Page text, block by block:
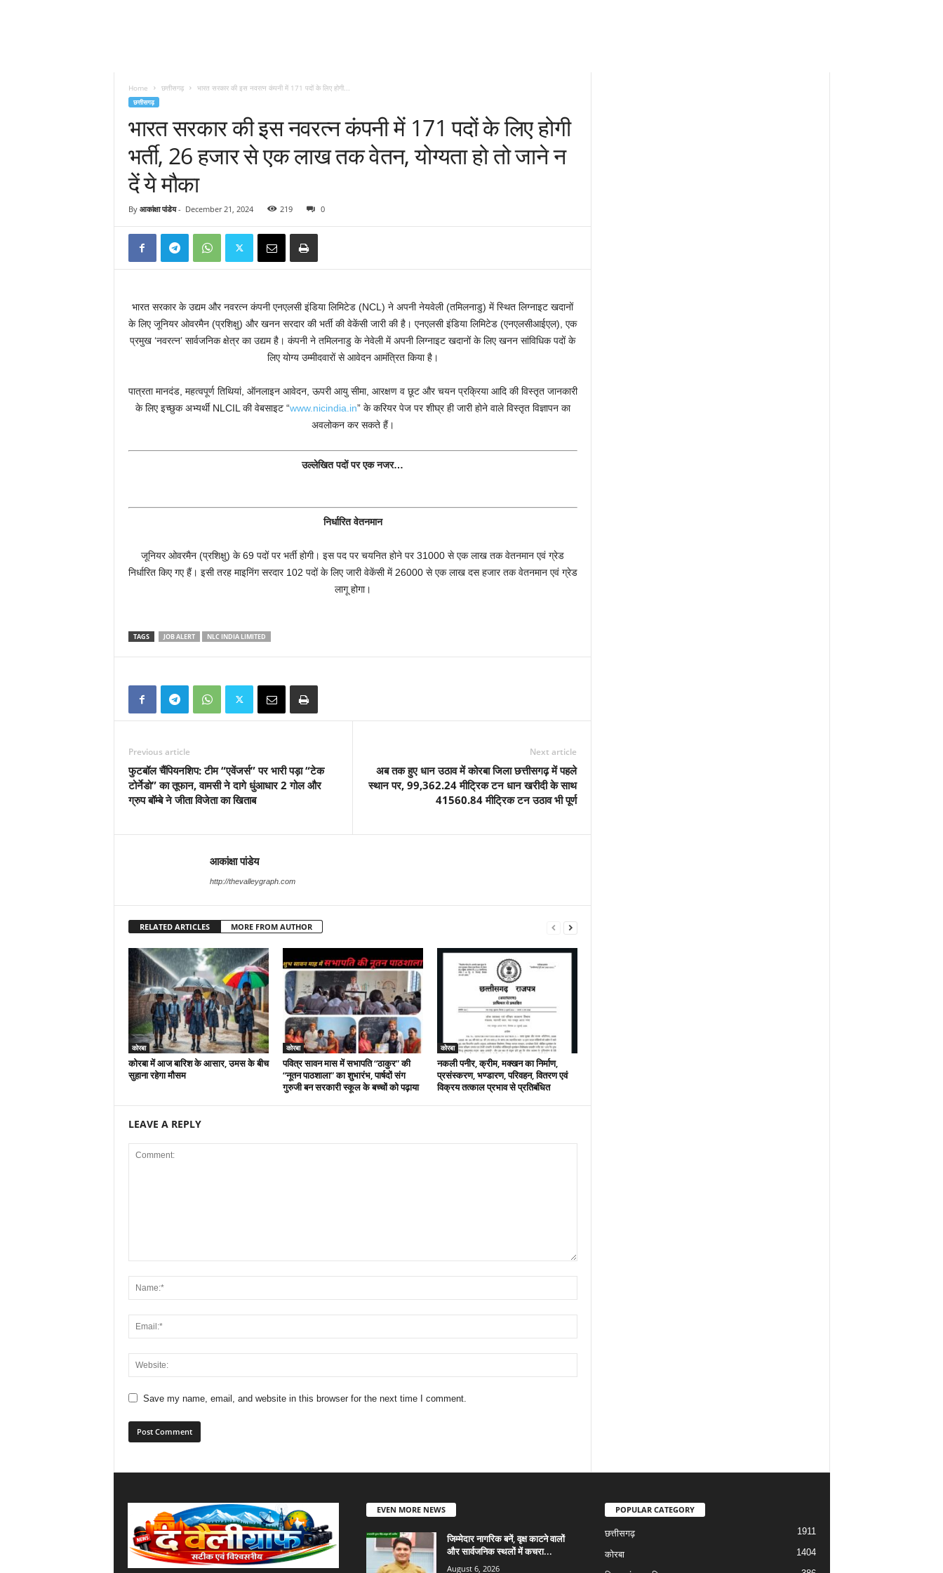
Home छत्तीसगढ़ भारत सरकार की इस नवरत्न कंपनी में 171 पदों के लिए होगी...
छत्तीसगढ़
भारत सरकार की इस नवरत्न कंपनी में 171 पदों के लिए होगी
भर्ती, 26 हजार से एक लाख तक वेतन, योग्यता हो तो जाने न
दें ये मौका
By आकांक्षा पांडेय- December 21, 2024 219 0
भारत सरकार के उद्यम और नवरत्न कंपनी एनएलसी इंडिया लिमिटेड (NCL) ने अपनी नेयवेली (तमिलनाडु) में स्थित लिग्नाइट खदानों
के लिए जूनियर ओवरमैन (प्रशिक्षु) और खनन सरदार की भर्ती की वेकेंसी जारी की है। एनएलसी इंडिया लिमिटेड (एनएलसीआईएल), एक
प्रमुख ‘नवरत्न’ सार्वजनिक क्षेत्र का उद्यम है। कंपनी ने तमिलनाडु के नेवेली में अपनी लिग्नाइट खदानों के लिए खनन सांविधिक पदों के
लिए योग्य उम्मीदवारों से आवेदन आमंत्रित किया है।
पात्रता मानदंड, महत्वपूर्ण तिथियां, ऑनलाइन आवेदन, ऊपरी आयु सीमा, आरक्षण व छूट और चयन प्रक्रिया आदि की विस्तृत जानकारी
के लिए इच्छुक अभ्यर्थी NLCIL की वेबसाइट “www.nicindia.in” के करियर पेज पर शीघ्र ही जारी होने वाले विस्तृत विज्ञापन का
अवलोकन कर सकते हैं।
उल्लेखित पदों पर एक नजर…
निर्धारित वेतनमान
जूनियर ओवरमैन (प्रशिक्षु) के 69 पदों पर भर्ती होगी। इस पद पर चयनित होने पर 31000 से एक लाख तक वेतनमान एवं ग्रेड
निर्धारित किए गए हैं। इसी तरह माइनिंग सरदार 102 पदों के लिए जारी वेकेंसी में 26000 से एक लाख दस हजार तक वेतनमान एवं ग्रेड
लागू होगा।
TAGS JOB ALERT NLC INDIA LIMITED
Previous article
फुटबॉल चैंपियनशिप: टीम “एवेंजर्स” पर भारी पड़ा “टेक
टोर्नेडो” का तूफान, वामसी ने दागे धुंआधार 2 गोल और
ग्रुप बॉम्बे ने जीता विजेता का खिताब
Next article
अब तक हुए धान उठाव में कोरबा जिला छत्तीसगढ़ में पहले
स्थान पर, 99,362.24 मीट्रिक टन धान खरीदी के साथ
41560.84 मीट्रिक टन उठाव भी पूर्ण
आकांक्षा पांडेय
http://thevalleygraph.com
RELATED ARTICLES MORE FROM AUTHOR
कोरबा
कोरबा में आज बारिश के आसार, उमस के बीच
सुहाना रहेगा मौसम
कोरबा
पवित्र सावन मास में सभापति “ठाकुर” की
“नूतन पाठशाला” का शुभारंभ, पार्षदों संग
गुरुजी बन सरकारी स्कूल के बच्चों को पढ़ाया
कोरबा
नकली पनीर, क्रीम, मक्खन का निर्माण,
प्रसंस्करण, भण्डारण, परिवहन, वितरण एवं
विक्रय तत्काल प्रभाव से प्रतिबंधित
LEAVE A REPLY
Save my name, email, and website in this browser for the next time I comment.
EVEN MORE NEWS
जिम्मेदार नागरिक बनें, वृक्ष काटने वालों
और सार्वजनिक स्थलों में कचरा...
August 6, 2026
POPULAR CATEGORY
छत्तीसगढ़ 1911
कोरबा 1404